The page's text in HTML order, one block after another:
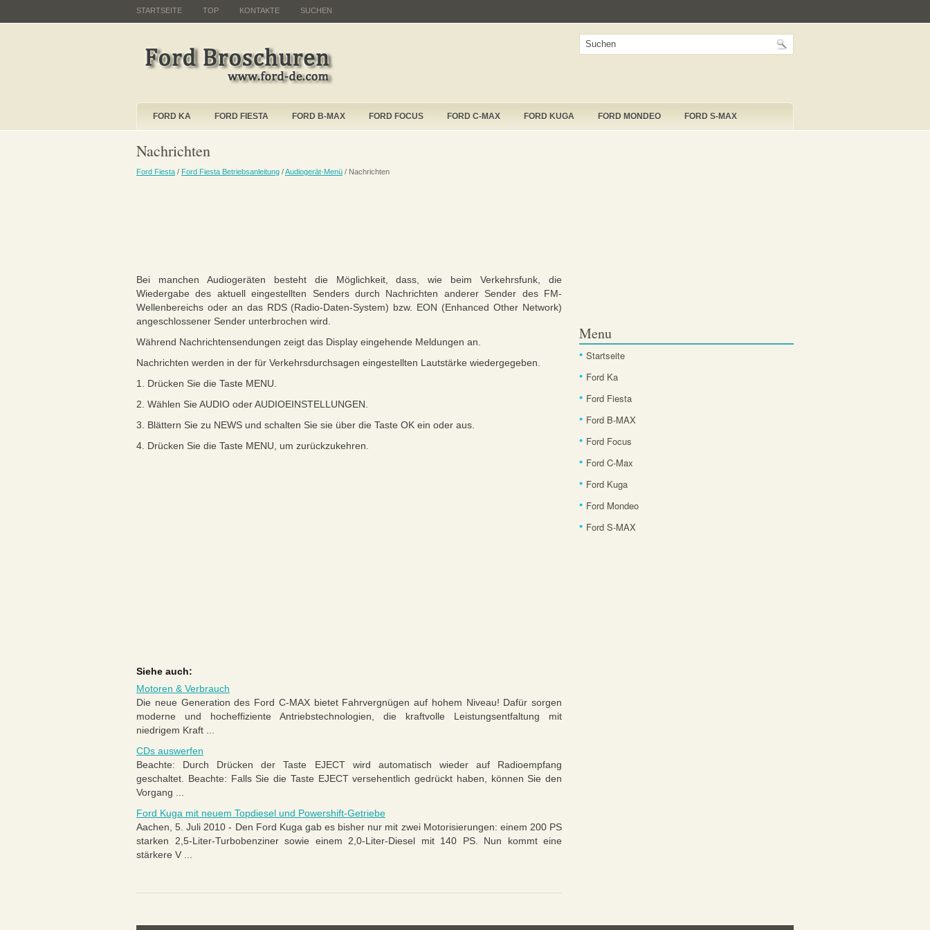
STARTSEITE TOP KONTAKTE SUCHEN
FORD KA FORD FIESTA FORD B-MAX FORD FOCUS FORD C-MAX FORD KUGA FORD MONDEO FORD S-MAX
Nachrichten
Ford Fiesta / Ford Fiesta Betriebsanleitung /Audiogerät-Menü / Nachrichten
Bei manchen Audiogeräten besteht die Möglichkeit, dass, wie beim Verkehrsfunk, die
Wiedergabe des aktuell eingestellten Senders durch Nachrichten anderer Sender des FM-
Wellenbereichs oder an das RDS (Radio-Daten-System) bzw. EON (Enhanced Other Network)
angeschlossener Sender unterbrochen wird.
Während Nachrichtensendungen zeigt das Display eingehende Meldungen an.
Nachrichten werden in der für Verkehrsdurchsagen eingestellten Lautstärke wiedergegeben.
1. Drücken Sie die Taste MENU.
2. Wählen Sie AUDIO oder AUDIOEINSTELLUNGEN.
3. Blättern Sie zu NEWS und schalten Sie sie über die Taste OK ein oder aus.
4. Drücken Sie die Taste MENU, um zurückzukehren.
Siehe auch:
Motoren & Verbrauch
Die neue Generation des Ford C-MAX bietet Fahrvergnügen auf hohem Niveau! Dafür sorgen
moderne und hocheffiziente Antriebstechnologien, die kraftvolle Leistungsentfaltung mit
niedrigem Kraft ...
CDs auswerfen
Beachte: Durch Drücken der Taste EJECT wird automatisch wieder auf Radioempfang
geschaltet. Beachte: Falls Sie die Taste EJECT versehentlich gedrückt haben, können Sie den
Vorgang ...
Ford Kuga mit neuem Topdiesel und Powershift-Getriebe
Aachen, 5. Juli 2010 - Den Ford Kuga gab es bisher nur mit zwei Motorisierungen: einem 200 PS
starken 2,5-Liter-Turbobenziner sowie einem 2,0-Liter-Diesel mit 140 PS. Nun kommt eine
stärkere V ...
Menu
Startseite
Ford Ka
Ford Fiesta
Ford B-MAX
Ford Focus
Ford C-Max
Ford Kuga
Ford Mondeo
Ford S-MAX